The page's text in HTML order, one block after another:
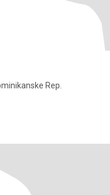
Rep.